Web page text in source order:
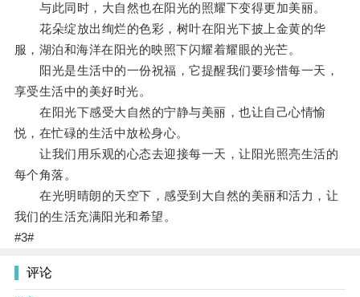
与此同时，大自然也在阳光的照耀下变得更加美丽。
花朵绽放出绚烂的色彩，树叶在阳光下披上金黄的华
服，湖泊和海洋在阳光的映照下闪耀着耀眼的光芒。
阳光是生活中的一份祝福，它提醒我们要珍惜每一天，
享受生活中的美好时光。
在阳光下感受大自然的宁静与美丽，也让自己心情愉
悦，在忙碌的生活中放松身心。
让我们用乐观的心态去迎接每一天，让阳光照亮生活的
每个角落。
在光明晴朗的天空下，感受到大自然的美丽和活力，让
我们的生活充满阳光和希望。
#3#
评论